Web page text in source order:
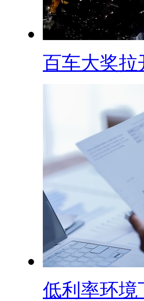
百车大奖拉
低利率环境